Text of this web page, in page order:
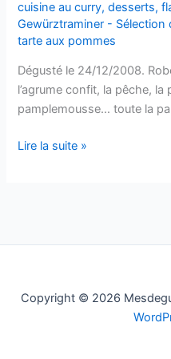
cuisine au curry,desserts,
Gewürztraminer - Sélection
tarte aux pommes
Dégusté le 24/12/2008.
l’agrume confit, la pêche, la
pamplemousse… toute la
Gewurztraminer
Ehrart
Lire la suite »
Copyright © 2026